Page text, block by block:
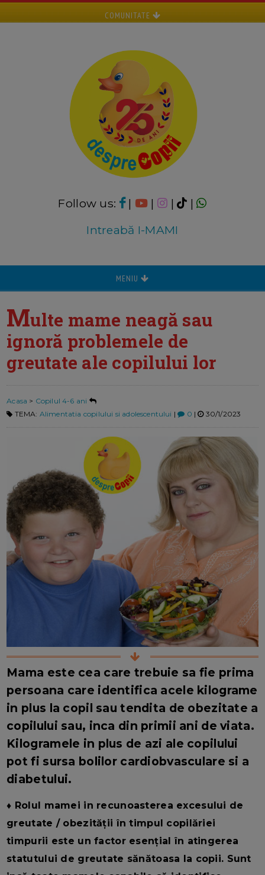
COMUNITATE
Follow us: | | |
|
Intreabă I-MAMI
MENIU
Multe mame neagă sau
ignoră problemele de
greutate ale copilului lor
Acasa > Copilul 4-6 ani
TEMA: Alimentatia copilului si adolescentului | 0 | 30/1/2023
Mama este cea care trebuie sa fie prima
persoana care identifica acele kilograme
in plus la copil sau tendita de obezitate a
copilului sau, inca din primii ani de viata.
Kilogramele in plus de azi ale copilului
pot fi sursa bolilor cardiobvasculare si a
diabetului.
♦ Rolul mamei in recunoasterea excesului de
greutate / obezității în timpul copilăriei
timpurii este un factor esențial în atingerea
statutului de greutate sănătoasa la copii. Sunt